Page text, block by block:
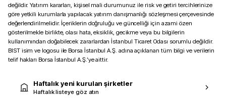
değildir. Yatırım kararları, kişisel mali durumunuz ile risk ve getiri tercihlerinize
göre yetkili kurumlarla yapılacak yatırım danışmanlığı sözleşmesi çerçevesinde
değerlendirilmelidir. İçeriklerin doğruluğu ve güncelliği için azami özen
gösterilmekle birlikte, olası hata, eksiklik, gecikme veya bu bilgilerin
kullanımından doğabilecek zararlardan İstanbul Ticaret Odası sorumlu değildir.
BIST isim ve logosu ile Borsa İstanbul A.Ş. adına açıklanan tüm bilgi ve verilerin
telif hakları Borsa İstanbul A.Ş.’ye aittir.
Haftalık yeni kurulan şirketler
Haftalık listeye göz atın